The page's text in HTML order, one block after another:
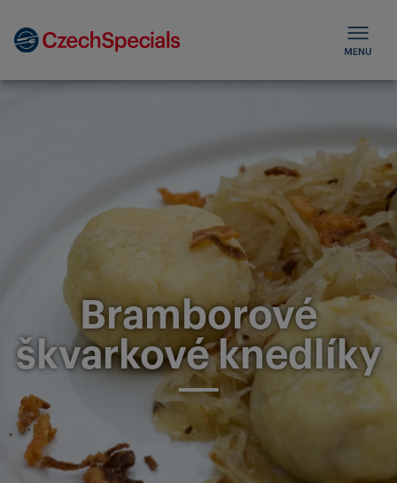
Bramborové
škvarkové knedlíky